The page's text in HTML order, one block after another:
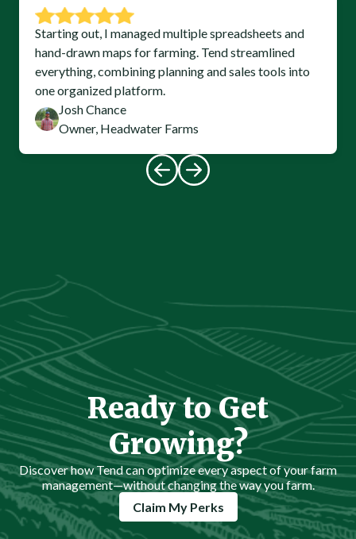
Starting out, I managed multiple spreadsheets and
hand-drawn maps for farming. Tend streamlined
everything, combining planning and sales tools into
one organized platform.
Josh Chance
Owner, Headwater Farms
Ready to Get
Growing?
Discover how Tend can optimize every aspect of your farm
management—without changing the way you farm.
Claim My Perks